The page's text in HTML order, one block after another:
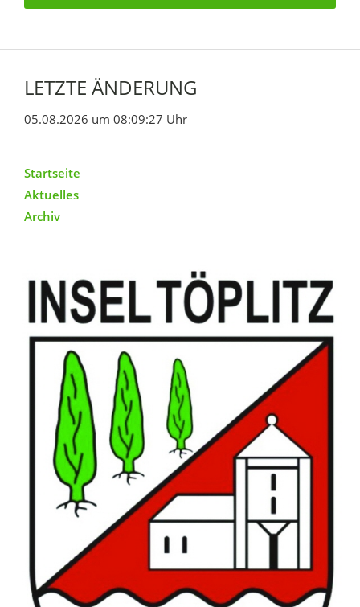
LETZTE ÄNDERUNG
05.08.2026 um 08:09:27 Uhr
Startseite
Aktuelles
Archiv